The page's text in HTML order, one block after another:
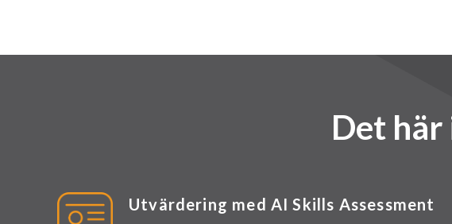
Det
Utvärdering med AI Skills Assessment